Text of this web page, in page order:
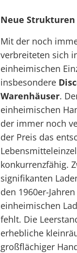
Neue
Mit der noch
verbreiteten sich
einheimischen
insbesondere
Warenhäuser.
einheimischen
der immer noch
der Preis das
konkurrenzfähig.
signifikanten
den 1960er-
einheimischen
fehlt. Die
erhebliche
großflächiger